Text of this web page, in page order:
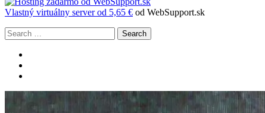
Vlastný virtuálny server od 5,65 € od WebSupport.sk
Search
Facebook
na
YouTube
106068996341507925966
na